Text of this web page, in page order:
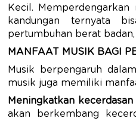
Kecil.
kandungan ternyata
pertumbuhan berat
MANFAAT MUSIK BAGI
Musik berpengaruh
musik juga memiliki
Meningkatkan
akan berkembang